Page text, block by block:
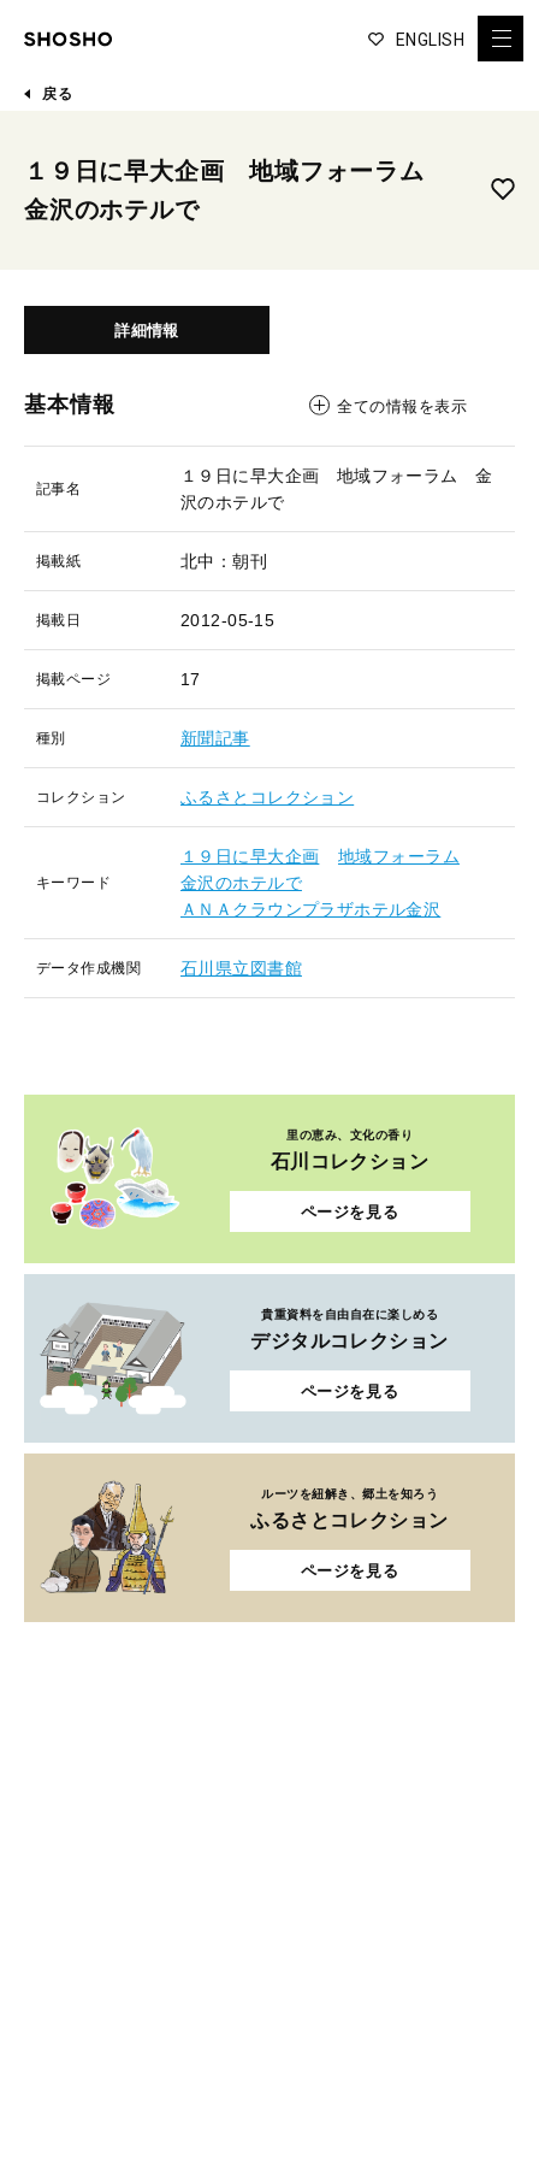
ENGLISH
戻る
１９日に早大企画 地域フォーラム
金沢のホテルで
詳細情報
基本情報 全ての情報を表示
記事名
１９日に早大企画 地域フォーラム 金
沢のホテルで
掲載紙 北中：朝刊
掲載日 2012-05-15
掲載ページ 17
種別 新聞記事
コレクション ふるさとコレクション
キーワード
１９日に早大企画
地域フォーラム
金沢のホテルで
ＡＮＡクラウンプラザホテル金沢
データ作成機関 石川県立図書館
里の恵み、文化の香り
石川コレクション
ページを見る
貴重資料を自由自在に楽しめる
デジタルコレクション
ページを見る
ルーツを紐解き、郷土を知ろう
ふるさとコレクション
ページを見る